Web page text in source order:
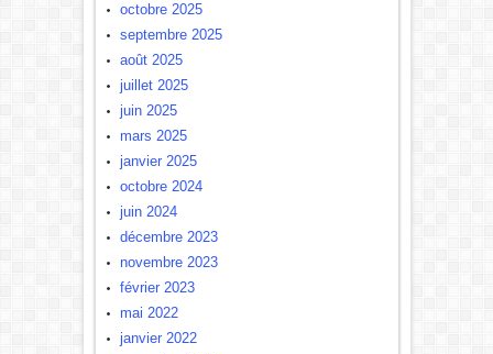
octobre 2025
septembre 2025
août 2025
juillet 2025
juin 2025
mars 2025
janvier 2025
octobre 2024
juin 2024
décembre 2023
novembre 2023
février 2023
mai 2022
janvier 2022